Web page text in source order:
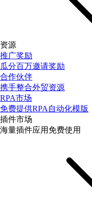
资源
推广奖励
瓜分百万邀请奖励
合作伙伴
携手整合外贸资源
RPA市场
免费提供RPA自动化模版
插件市场
海量插件应用免费使用